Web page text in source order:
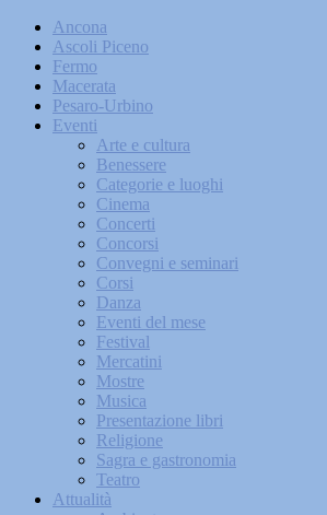
Ancona
Ascoli Piceno
Fermo
Macerata
Pesaro-Urbino
Eventi
Arte e cultura
Benessere
Categorie e luoghi
Cinema
Concerti
Concorsi
Convegni e seminari
Corsi
Danza
Eventi del mese
Festival
Mercatini
Mostre
Musica
Presentazione libri
Religione
Sagra e gastronomia
Teatro
Attualità